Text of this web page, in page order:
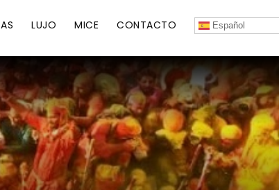
LUJO MICE CONTACTO Español